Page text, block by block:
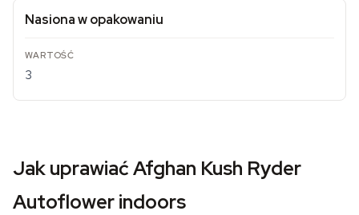
Nasiona w opakowaniu
3
Jak uprawiać Afghan Kush Ryder
Autoflower indoors